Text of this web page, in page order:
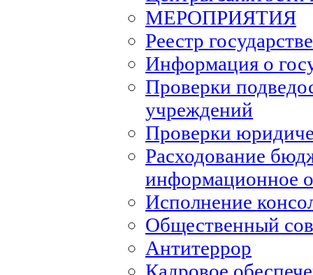
МЕРОПРИЯТИЯ
Реестр
Информация о
Проверки
учреждений
Проверки
Расходование
информационное
Исполнение
Общественный
Антитеррор